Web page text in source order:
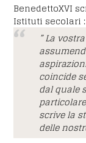
BenedettoXVI
Istituti secolari :
” La
coincide
dal quale
scrive la
delle